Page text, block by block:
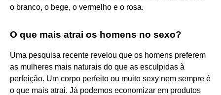
o branco, o bege, o vermelho e o rosa.
O que mais atrai os homens no sexo?
Uma pesquisa recente revelou que os homens preferem
as mulheres mais naturais do que as esculpidas à
perfeição. Um corpo perfeito ou muito sexy nem sempre é
o que mais atrai. Já podemos economizar em produtos